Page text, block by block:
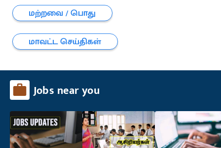
மற்றவை / பொது
மாவட்ட செய்திகள்
Jobs near you